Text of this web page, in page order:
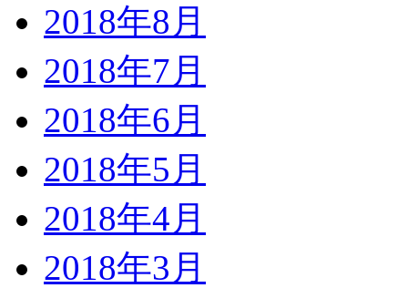
2018年8月
2018年7月
2018年6月
2018年5月
2018年4月
2018年3月